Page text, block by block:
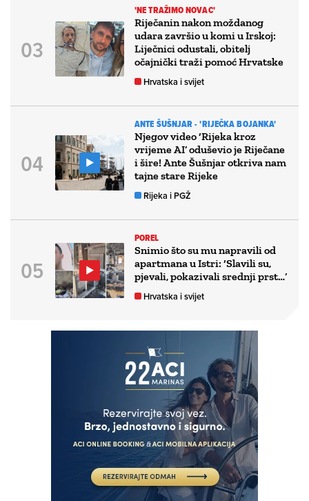
'NE TRAŽIMO NOVAC'
Riječanin nakon moždanog
udara završio u komi u Irskoj:
Liječnici odustali, obitelj
očajnički traži pomoć Hrvatske
Hrvatska i svijet
ANTE ŠUŠNJAR - 'RIJEČKA BOJANKA'
Njegov video ‘Rijeka kroz
vrijeme AI’ oduševio je Riječane
i šire! Ante Šušnjar otkriva nam
tajne stare Rijeke
Rijeka i PGŽ
POREL
Snimio što su mu napravili od
apartmana u Istri: ‘Slavili su,
pjevali, pokazivali srednji prst…’
Hrvatska i svijet